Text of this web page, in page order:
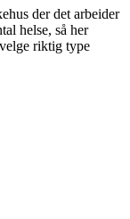
der det arbeider
helse, så her
riktig type